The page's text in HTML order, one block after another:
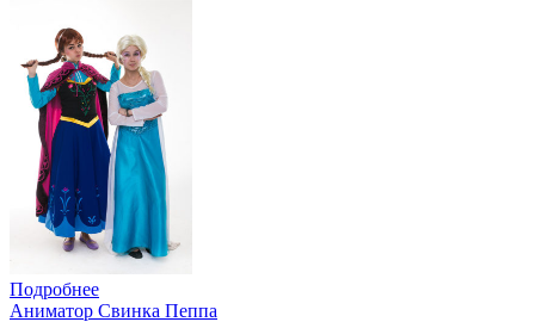
Подробнее
Аниматор Свинка Пеппа